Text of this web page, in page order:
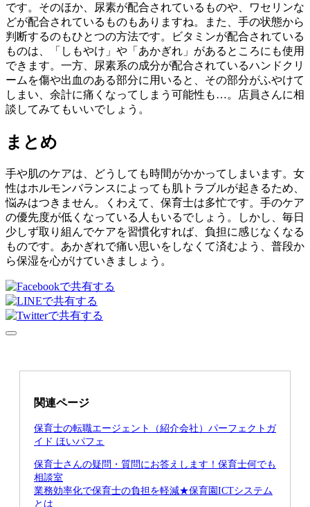
です。そのほか、尿素が配合されているものや、ワセリンな
どが配合されているものもありますね。また、手の状態から
判断するのもひとつの方法です。ビタミンが配合されている
ものは、「しもやけ」や「あかぎれ」があるところにも使用
できます。一方、尿素系の成分が配合されているハンドクリ
ームを傷や出血のある部分に用いると、その部分がふやけて
しまい、余計に痛くなってしまう可能性も…。店員さんに相
談してみてもいいでしょう。
まとめ
手や肌のケアは、どうしても時間がかかってしまいます。女
性はホルモンバランスによっても肌トラブルが起きるため、
悩みはつきません。くわえて、保育士は多忙です。手のケア
の優先度が低くなっている人もいるでしょう。しかし、毎日
少しず取り組んでケアを習慣化すれば、負担に感じなくなる
ものです。あかぎれで痛い思いをしなくて済むよう、普段か
ら保湿を心がけていきましょう。
関連ページ
保育士の転職エージェント（紹介会社）パーフェクトガ
イド ほいパフェ
保育士さんの疑問・質問にお答えします！保育士何でも
相談室
業務効率化で保育士の負担を軽減★保育園ICTシステム
とは